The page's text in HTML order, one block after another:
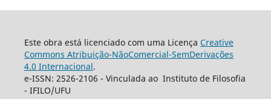
Este obra está licenciado com uma Licença Creative
Commons Atribuição-NãoComercial-SemDerivações
4.0 Internacional.
e-ISSN: 2526-2106 - Vinculada ao Instituto de Filosofia
- IFILO/UFU